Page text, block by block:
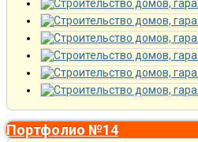
Портфолио №14